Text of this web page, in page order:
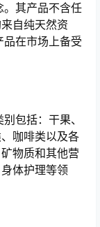
。其产品不含任
自纯天然资
品在市场上备受
包括：干果、
咖啡类以及各
物质和其他营
体护理等领